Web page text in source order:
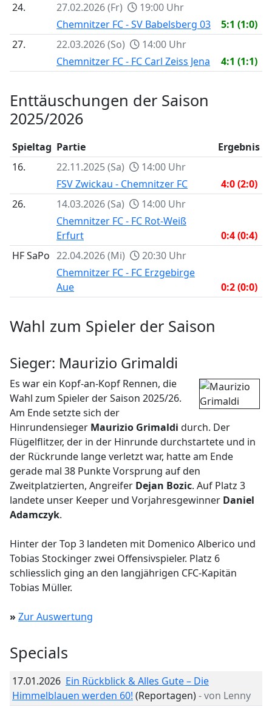
24.
27.02.2026 (Fr)
19:00 Uhr
Chemnitzer FC - SV Babelsberg 03
5:1 (1:0)
27.
22.03.2026 (So)
14:00 Uhr
Chemnitzer FC - FC Carl Zeiss Jena
4:1 (1:1)
Enttäuschungen der Saison
2025/2026
Spieltag Partie
Ergebnis
16.
22.11.2025 (Sa)
14:00 Uhr
FSV Zwickau - Chemnitzer FC
4:0 (2:0)
26.
14.03.2026 (Sa)
14:00 Uhr
Chemnitzer FC - FC Rot-Weiß
Erfurt
0:4 (0:4)
HF SaPo 22.04.2026 (Mi)
20:30 Uhr
Chemnitzer FC - FC Erzgebirge
Aue
0:2 (0:0)
Wahl zum Spieler der Saison
Sieger: Maurizio Grimaldi
Es war ein Kopf-an-Kopf Rennen, die
Wahl zum Spieler der Saison 2025/26.
Am Ende setzte sich der
Hinrundensieger Maurizio Grimaldi durch. Der
Flügelflitzer, der in der Hinrunde durchstartete und in
der Rückrunde lange verletzt war, hatte am Ende
gerade mal 38 Punkte Vorsprung auf den
Zweitplatzierten, Angreifer Dejan Bozic. Auf Platz 3
landete unser Keeper und Vorjahresgewinner Daniel
Adamczyk.
Hinter der Top 3 landeten mit Domenico Alberico und
Tobias Stockinger zwei Offensivspieler. Platz 6
schliesslich ging an den langjährigen CFC-Kapitän
Tobias Müller.
» Zur Auswertung
Specials
17.01.2026 Ein Rückblick & Alles Gute – Die
Himmelblauen werden 60! (Reportagen)- von Lenny